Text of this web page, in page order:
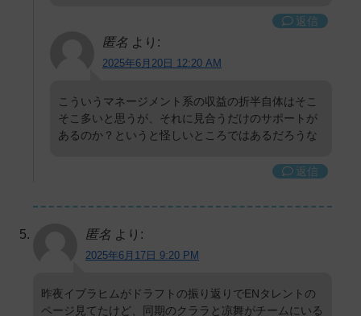
返信
匿名 より:
2025年6月20日 12:20 AM
こういうマネージメント系の収益の折半自体はそこ
そこ多いと思うが、それに見合うだけのサポートが
あるのか？というと怪しいところではあるだろうな
返信
匿名 より:
2025年6月17日 9:20 PM
昨夜イブラヒムがドラフトの振り返りでENタレントの
ページ見てたけど、同期のクララと凉舞がチームにいる